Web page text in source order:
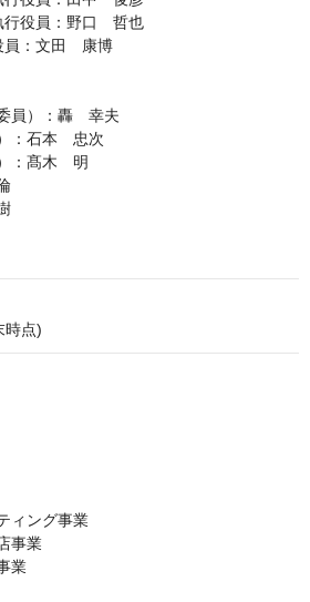
役員：野口　哲也
：文田　康博
員）：轟　幸夫
：石本　忠次
：髙木　明
時点)
ィング事業
事業
業